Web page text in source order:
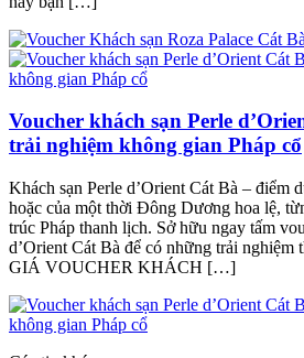
Voucher khách sạn Perle
trải nghiệm không gian Pháp cổ
Khách sạn Perle d’Orient Cát Bà – điểm
hoặc của một thời Đông Dương hoa lệ,
trúc Pháp thanh lịch. Sở hữu ngay tấm
d’Orient Cát Bà để có những trải
GIÁ VOUCHER KHÁCH […]